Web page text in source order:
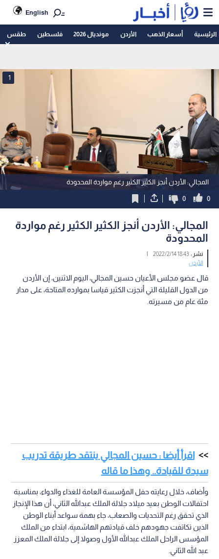
English
الرئيسية أسعار الذهب الأردن مونديال 2026 فلسطين طقس
المجالي: الأردن أنجز الكثير الكثير رغم مواردة المحدودة
1
0
0
المجالي: الأردن أنجز الكثير الكثير رغم مواردة
المحدودة
نشر :18:43 2022/2/14
|
الأردن
قال عضو مجلس الأعيان حسين المجالي، اليوم الاثنين، إن الأردن
من الدول القليلة التي أنجزت الكثير قياسا بموارده المتاحة، على مدار
مئة عام من مسيرته.
اقرأ أيضا : حسين المجالي ينتقد طريقة تدريب
سيدة للقيادة.. وهذا ما قاله
وأضاف، خلال رعايته حفل المؤسسة العامة للغذاء والدواء، بمناسبة
احتفالات الوطن بعيد ميلاد جلالة الملك عبدالله الثاني، أن هذا الإنجاز
الذي تحقق رغم التحديات والصعاب، جاء بهمة سواعد أبناء الوطن
الذين تكاتفت جهودهم خلف قيادتهم الهاشمية، ابتداء من الملك
المؤسس الراحل الملك عبدالله الأول وصولا إلى جلالة الملك المعزز
عبد الله الثاني.